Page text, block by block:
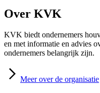
Over KVK
KVK biedt ondernemers
en met informatie en advies
ondernemers belangrijk zijn.
Meer over de organisatie